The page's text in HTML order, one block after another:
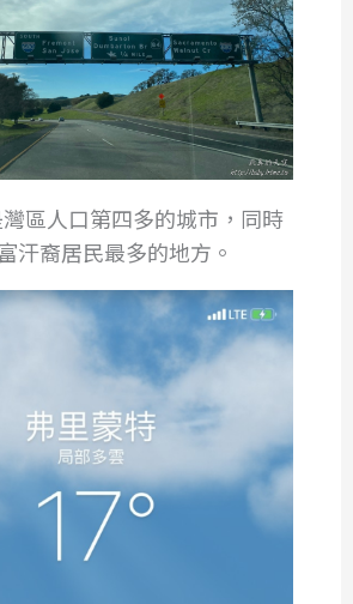
區人口第四多的城市，同時
汗裔居民最多的地方。